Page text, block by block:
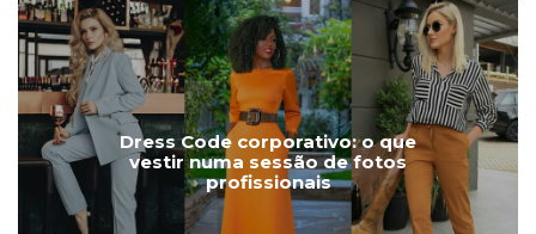
Dress Code corporativo: o que
vestir numa sessão de fotos
profissionais